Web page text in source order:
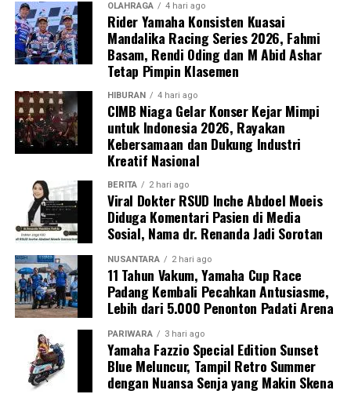
OLAHRAGA 4 hari ago
Rider Yamaha Konsisten Kuasai
Mandalika Racing Series 2026, Fahmi
Basam, Rendi Oding dan M Abid Ashar
Tetap Pimpin Klasemen
HIBURAN 4 hari ago
CIMB Niaga Gelar Konser Kejar Mimpi
untuk Indonesia 2026, Rayakan
Kebersamaan dan Dukung Industri
Kreatif Nasional
BERITA 2 hari ago
Viral Dokter RSUD Inche Abdoel Moeis
Diduga Komentari Pasien di Media
Sosial, Nama dr. Renanda Jadi Sorotan
NUSANTARA 2 hari ago
11 Tahun Vakum, Yamaha Cup Race
Padang Kembali Pecahkan Antusiasme,
Lebih dari 5.000 Penonton Padati Arena
PARIWARA 3 hari ago
Yamaha Fazzio Special Edition Sunset
Blue Meluncur, Tampil Retro Summer
dengan Nuansa Senja yang Makin Skena